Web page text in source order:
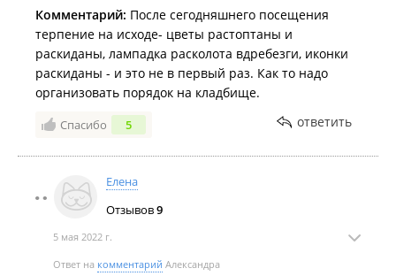
Комментарий: После сегодняшнего посещения
терпение на исходе- цветы растоптаны и
раскиданы, лампадка расколота вдребезги, иконки
раскиданы - и это не в первый раз. Как то надо
организовать порядок на кладбище.
Спасибо 5 ответить
Елена
Отзывов9
5 мая 2022 г.
Ответ на комментарий Александра